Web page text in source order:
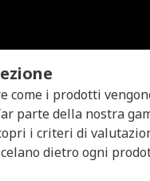
come i prodotti
parte della nostra
i criteri di
dietro ogni